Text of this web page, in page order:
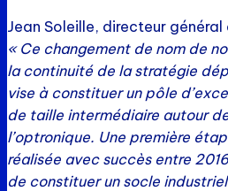
Jean Soleille, directeur général
« Ce changement de nom de
la continuité de la stratégie
vise à constituer un pôle
de taille intermédiaire autour
l’optronique. Une première
réalisée avec succès entre
de constituer un socle